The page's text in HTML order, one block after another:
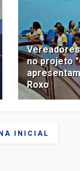
no projeto
Roxo
INICIAL